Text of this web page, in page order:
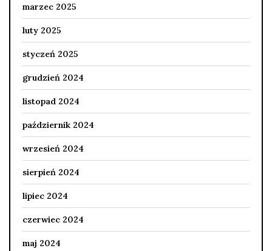
marzec 2025
luty 2025
styczeń 2025
grudzień 2024
listopad 2024
październik 2024
wrzesień 2024
sierpień 2024
lipiec 2024
czerwiec 2024
maj 2024